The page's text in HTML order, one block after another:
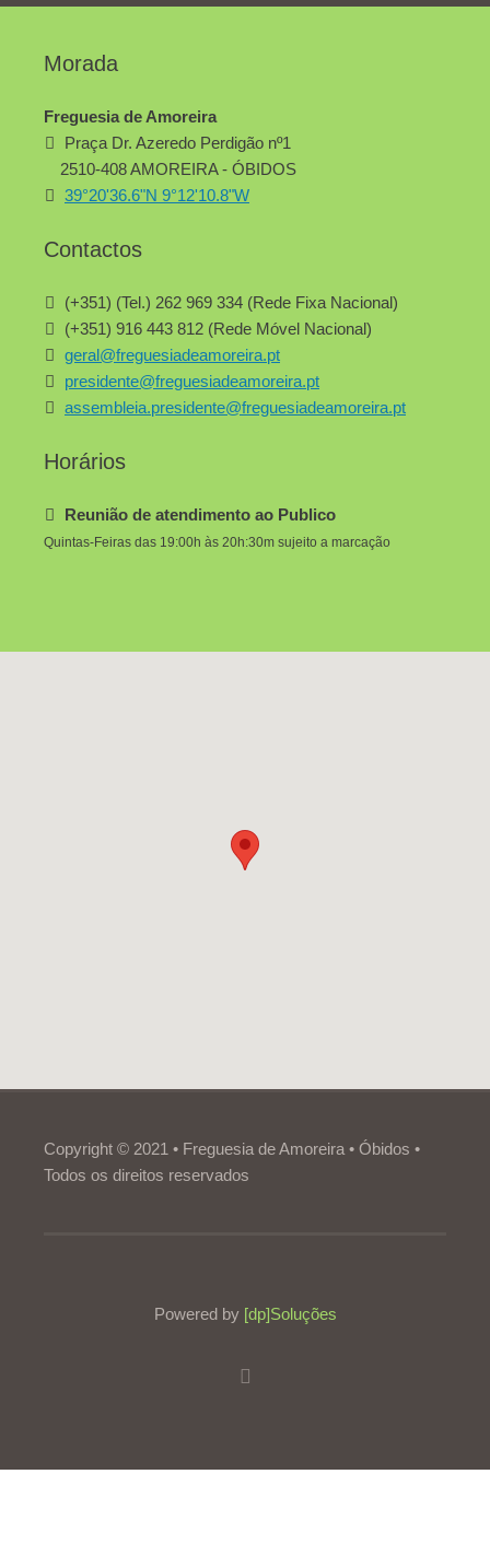
Morada
Freguesia de Amoreira
Praça Dr. Azeredo Perdigão nº1
2510-408 AMOREIRA - ÓBIDOS
39°20'36.6"N 9°12'10.8"W
Contactos
(+351) (Tel.) 262 969 334 (Rede Fixa Nacional)
(+351) 916 443 812 (Rede Móvel Nacional)
geral@freguesiadeamoreira.pt
presidente@freguesiadeamoreira.pt
assembleia.presidente@freguesiadeamoreira.pt
Horários
Reunião de atendimento ao Publico
Quintas-Feiras das 19:00h às 20h:30m sujeito a marcação
Copyright © 2021 • Freguesia de Amoreira • Óbidos •
Todos os direitos reservados
Powered by [dp]Soluções